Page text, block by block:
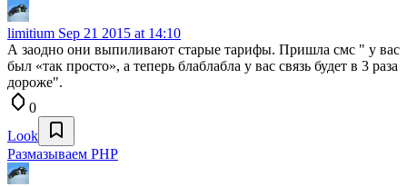
limitium Sep 21 2015 at 14:10
А заодно они выпиливают старые тарифы. Пришла смс " у вас
был «так просто», а теперь блаблабла у вас связь будет в 3 раза
дороже".
0
Look
Размазываем PHP